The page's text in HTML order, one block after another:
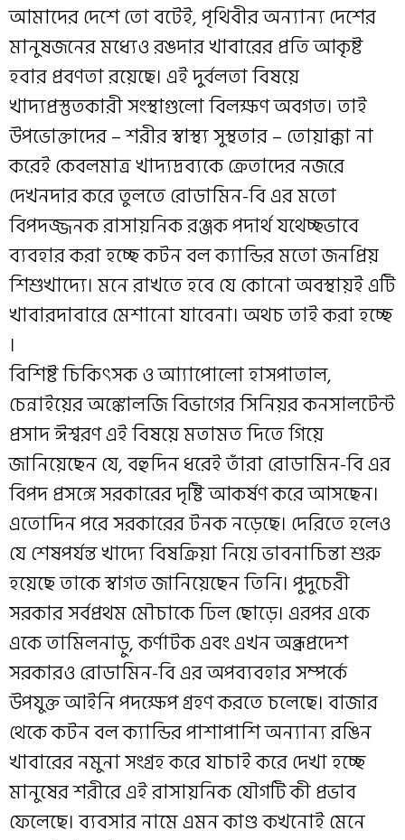
আমাদের দেশে তো বটেই, পৃথিবীর অন্যান্য দেশের
মানুষজনের মধ্যেও রঙদার খাবারের প্রতি আকৃষ্ট
হবার প্রবণতা রয়েছে। এই দুর্বলতা বিষয়ে
খাদ্যপ্রস্তুতকারী সংস্থাগুলো বিলক্ষণ অবগত। তাই
উপভোক্তাদের – শরীর স্বাস্থ্য সুস্থতার – তোয়াক্কা না
করেই কেবলমাত্র খাদ্যদ্রব্যকে ক্রেতাদের নজরে
দেখনদার করে তুলতে রোডামিন-বি এর মতো
বিপদজ্জনক রাসায়নিক রঞ্জক পদার্থ যথেচ্ছভাবে
ব্যবহার করা হচ্ছে কটন বল ক্যান্ডির মতো জনপ্রিয়
শিশুখাদ্যে। মনে রাখতে হবে যে কোনো অবস্থায়ই এটি
খাবারদাবারে মেশানো যাবেনা। অথচ তাই করা হচ্ছে
‌।
বিশিষ্ট চিকিৎসক ও আ্যাপোলো হাসপাতাল,
চেন্নাইয়ের অঙ্কোলজি বিভাগের সিনিয়র কনসালটেন্ট
প্রসাদ ঈশ্বরণ এই বিষয়ে মতামত দিতে গিয়ে
জানিয়েছেন যে, বহুদিন ধরেই তাঁরা রোডামিন-বি এর
বিপদ প্রসঙ্গে সরকারের দৃষ্টি আকর্ষণ করে আসছেন।
এতোদিন পরে সরকারের টনক নড়েছে। দেরিতে হলেও
যে শেষপর্যন্ত খাদ্যে বিষক্রিয়া নিয়ে ভাবনাচিন্তা শুরু
হয়েছে তাকে স্বাগত জানিয়েছেন তিনি। পুদুচেরী
সরকার সর্বপ্রথম মৌচাকে ঢিল ছোড়ে। এরপর একে
একে তামিলনাড়ু, কর্ণাটক এবং এখন অন্ধ্রপ্রদেশ
সরকার‌ও রোডামিন-বি এর অপব্যবহার সম্পর্কে
উপযুক্ত আইনি পদক্ষেপ গ্রহণ করতে চলেছে। বাজার
থেকে কটন বল ক্যান্ডির পাশাপাশি অন্যান্য রঙিন
খাবারের নমুনা সংগ্রহ করে যাচাই করে দেখা হচ্ছে
মানুষের শরীরে এই রাসায়নিক যৌগটি কী প্রভাব
ফেলেছে। ব্যবসার নামে এমন কাণ্ড কখনোই মেনে